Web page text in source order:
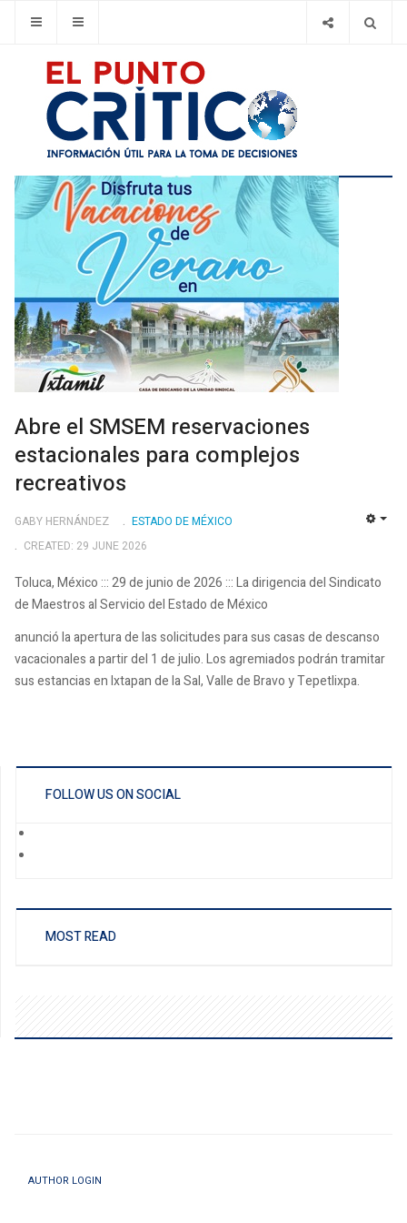
Abre el SMSEM reservaciones
estacionales para complejos
recreativos
GABY HERNÁNDEZ
ESTADO DE MÉXICO
CREATED: 29 JUNE 2026
Toluca, México ::: 29 de junio de 2026 ::: La dirigencia del Sindicato
de Maestros al Servicio del Estado de México
anunció la apertura de las solicitudes para sus casas de descanso
vacacionales a partir del 1 de julio. Los agremiados podrán tramitar
sus estancias en Ixtapan de la Sal, Valle de Bravo y Tepetlixpa.
FOLLOW US ON SOCIAL
MOST READ
AUTHOR LOGIN